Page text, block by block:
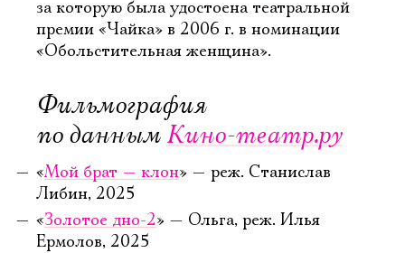
за которую была удостоена театральной
премии «Чайка» в 2006 г. в номинации
«Обольстительная женщина».
Фильмография
по даннымКино-театр.ру
«Мой брат — клон» — реж. Станислав
Либин, 2025
«Золотое дно-2» — Ольга, реж. Илья
Ермолов, 2025